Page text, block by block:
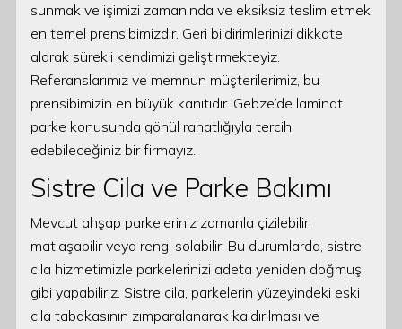
sunmak ve işimizi zamanında ve eksiksiz teslim etmek
en temel prensibimizdir. Geri bildirimlerinizi dikkate
alarak sürekli kendimizi geliştirmekteyiz.
Referanslarımız ve memnun müşterilerimiz, bu
prensibimizin en büyük kanıtıdır. Gebze’de laminat
parke konusunda gönül rahatlığıyla tercih
edebileceğiniz bir firmayız.
Sistre Cila ve Parke Bakımı
Mevcut ahşap parkeleriniz zamanla çizilebilir,
matlaşabilir veya rengi solabilir. Bu durumlarda, sistre
cila hizmetimizle parkelerinizi adeta yeniden doğmuş
gibi yapabiliriz. Sistre cila, parkelerin yüzeyindeki eski
cila tabakasının zımparalanarak kaldırılması ve